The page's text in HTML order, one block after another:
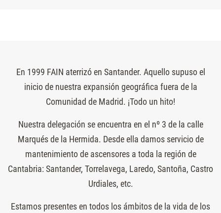
En 1999 FAIN aterrizó en Santander. Aquello supuso el
inicio de nuestra expansión geográfica fuera de la
Comunidad de Madrid. ¡Todo un hito!
Nuestra delegación se encuentra en el nº 3 de la calle
Marqués de la Hermida. Desde ella damos servicio de
mantenimiento de ascensores a toda la región de
Cantabria: Santander, Torrelavega, Laredo, Santoña, Castro
Urdiales, etc.
Estamos presentes en todos los ámbitos de la vida de los